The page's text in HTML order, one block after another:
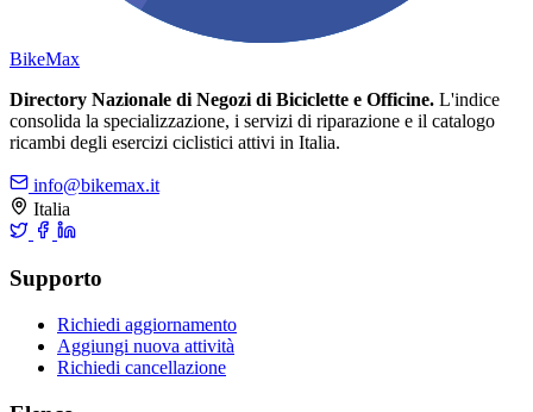
BikeMax
Directory Nazionale di Negozi di Biciclette e Officine. L'indice
consolida la specializzazione, i servizi di riparazione e il catalogo
ricambi degli esercizi ciclistici attivi in Italia.
info@bikemax.it
Italia
Supporto
Richiedi aggiornamento
Aggiungi nuova attività
Richiedi cancellazione